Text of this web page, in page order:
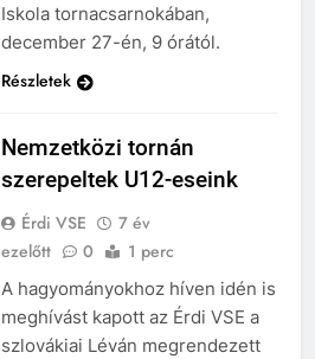
Iskola tornacsarnokában,
december 27-én, 9 órától.
Részletek
Nemzetközi tornán
szerepeltek U12-eseink
Érdi VSE
7 év
ezelőtt
0 1 perc
A hagyományokhoz híven idén is
meghívást kapott az Érdi VSE a
szlovákiai Léván megrendezett